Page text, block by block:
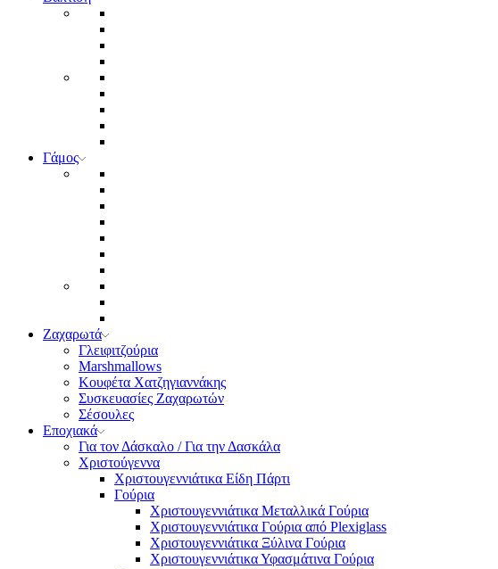
Γάμος
Ζαχαρωτά
Γλειφιτζούρια
Marshmallows
Κουφέτα Χατζηγιαννάκης
Συσκευασίες Ζαχαρωτών
Σέσουλες
Εποχιακά
Για τον Δάσκαλο / Για την Δασκάλα
Χριστούγεννα
Χριστουγεννιάτικα Είδη Πάρτι
Γούρια
Χριστουγεννιάτικα Μεταλλικά Γούρια
Χριστουγεννιάτικα Γούρια από Plexiglass
Χριστουγεννιάτικα Ξύλινα Γούρια
Χριστουγεννιάτικα Υφασμάτινα Γούρια